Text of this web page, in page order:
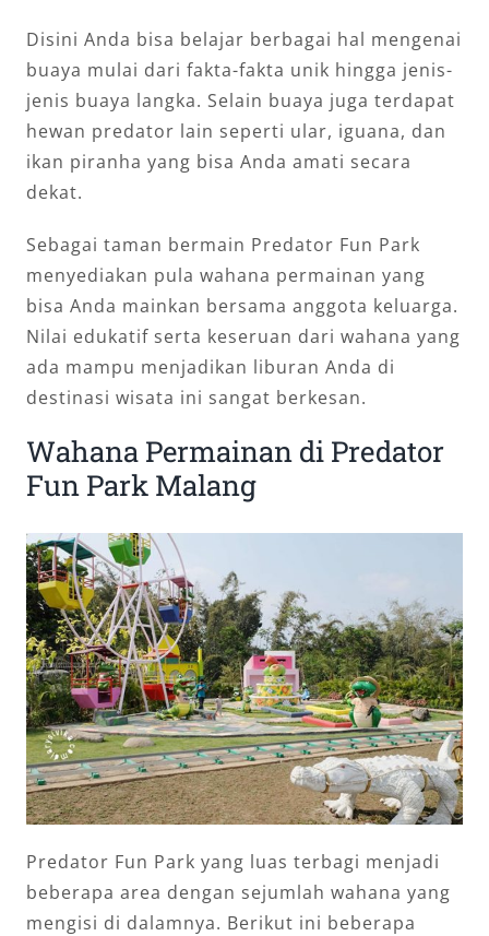
Disini Anda bisa belajar berbagai hal mengenai
buaya mulai dari fakta-fakta unik hingga jenis-
jenis buaya langka. Selain buaya juga terdapat
hewan predator lain seperti ular, iguana, dan
ikan piranha yang bisa Anda amati secara
dekat.
Sebagai taman bermain Predator Fun Park
menyediakan pula wahana permainan yang
bisa Anda mainkan bersama anggota keluarga.
Nilai edukatif serta keseruan dari wahana yang
ada mampu menjadikan liburan Anda di
destinasi wisata ini sangat berkesan.
Wahana Permainan di Predator
Fun Park Malang
Predator Fun Park yang luas terbagi menjadi
beberapa area dengan sejumlah wahana yang
mengisi di dalamnya. Berikut ini beberapa